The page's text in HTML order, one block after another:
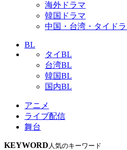
海外ドラマ
韓国ドラマ
中国・台湾・タイド
BL
タイBL
台湾BL
韓国BL
国内BL
アニメ
ライブ配信
舞台
KEYWORD 人気のキーワード